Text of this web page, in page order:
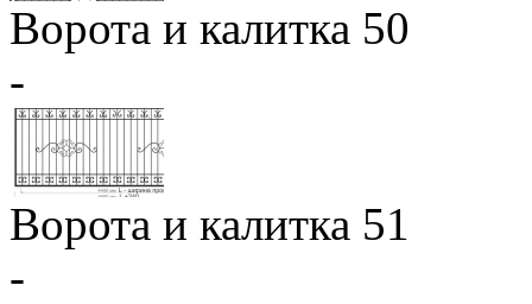
Ворота и калитка 50
-
Ворота и калитка 51
-